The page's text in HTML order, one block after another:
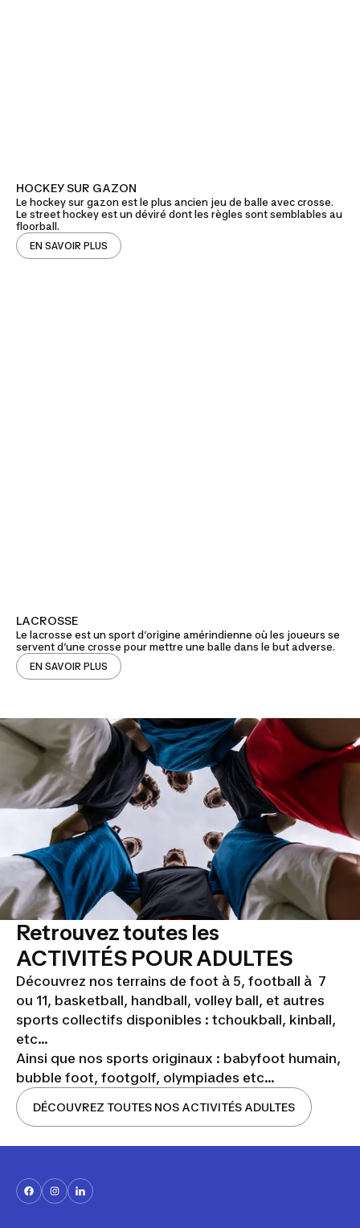
HOCKEY SUR GAZON
Le hockey sur gazon est le plus ancien jeu de balle avec crosse.
Le street hockey est un déviré dont les règles sont semblables au
floorball.
EN SAVOIR PLUS
LACROSSE
Le lacrosse est un sport d’origine amérindienne où les joueurs se
servent d’une crosse pour mettre une balle dans le but adverse.
EN SAVOIR PLUS
Retrouvez toutes les
ACTIVITÉS POUR ADULTES
Découvrez nos terrains de foot à 5, football à 7
ou 11, basketball, handball, volley ball, et autres
sports collectifs disponibles : tchoukball, kinball,
etc...
Ainsi que nos sports originaux : babyfoot humain,
bubble foot, footgolf, olympiades etc...
DÉCOUVREZ TOUTES NOS ACTIVITÉS ADULTES